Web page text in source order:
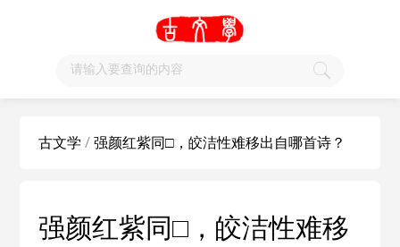
古文学 /强颜红紫同□，皎洁性难移出自哪首诗？
强颜红紫同□，皎洁性难移